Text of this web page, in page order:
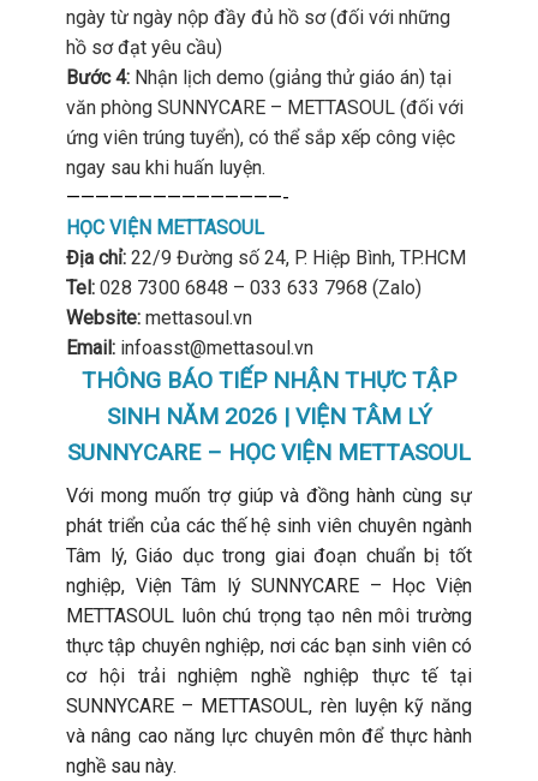
ngày từ ngày nộp đầy đủ hồ sơ (đối với những
hồ sơ đạt yêu cầu)
Bước 4: Nhận lịch demo (giảng thử giáo án) tại
văn phòng SUNNYCARE – METTASOUL (đối với
ứng viên trúng tuyển), có thể sắp xếp công việc
ngay sau khi huấn luyện.
———————————————-
HỌC VIỆN METTASOUL
Địa chỉ: 22/9 Đường số 24, P. Hiệp Bình, TP.HCM
Tel: 028 7300 6848 – 033 633 7968 (Zalo)
Website: mettasoul.vn
Email: infoasst@mettasoul.vn
THÔNG BÁO TIẾP NHẬN THỰC TẬP
SINH NĂM 2026 | VIỆN TÂM LÝ
SUNNYCARE – HỌC VIỆN METTASOUL
Với mong muốn trợ giúp và đồng hành cùng sự
phát triển của các thế hệ sinh viên chuyên ngành
Tâm lý, Giáo dục trong giai đoạn chuẩn bị tốt
nghiệp, Viện Tâm lý SUNNYCARE – Học Viện
METTASOUL luôn chú trọng tạo nên môi trường
thực tập chuyên nghiệp, nơi các bạn sinh viên có
cơ hội trải nghiệm nghề nghiệp thực tế tại
SUNNYCARE – METTASOUL, rèn luyện kỹ năng
và nâng cao năng lực chuyên môn để thực hành
nghề sau này.